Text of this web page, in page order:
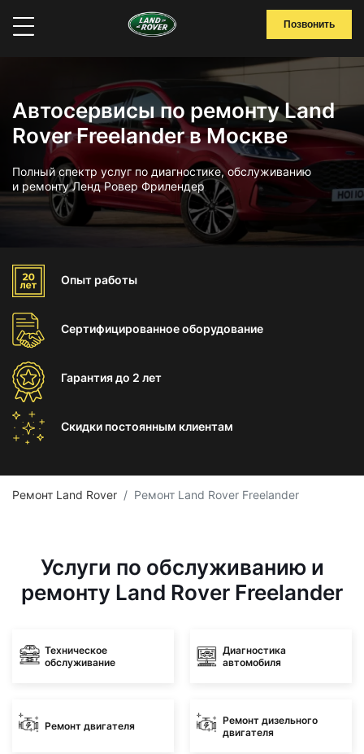
Позвонить
Автосервисы по ремонту Land
Rover Freelander в Москве
Полный спектр услуг по диагностике, обслуживанию
и ремонту Ленд Ровер Фрилендер
Опыт работы
Сертифицированноеоборудование
Гарантиядо 2 лет
Скидки постоянным клиентам
Ремонт Land Rover Ремонт Land Rover Freelander
Услуги по обслуживанию и
ремонту Land Rover Freelander
Техническое
обслуживание
Диагностика
автомобиля
Ремонт двигателя
Ремонт дизельного
двигателя